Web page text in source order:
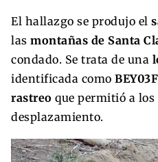
El hallazgo se produjo el
las montañas de Santa
condado. Se trata de una
identificada como BEY03F
rastreo que permitió a
desplazamiento.